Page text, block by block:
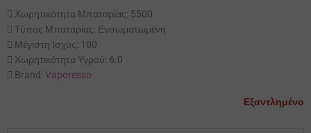
Χωρητικότητα Μπαταρίας: 5500
Τύπος Μπαταρίας: Ενσωματωμένη
Μέγιστη Ισχύς: 100
Χωρητικότητα Υγρού: 6.0
Brand: Vaporesso
Εξαντλημένο